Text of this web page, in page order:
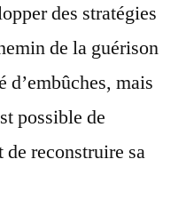
des stratégies
de la guérison
d’embûches, mais
possible de
reconstruire sa